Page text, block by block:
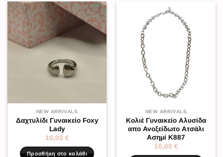
NEW ARRIVALS
Δαχτυλίδι Γυναικείο Foxy
Lady
10,00 €
Προσθήκη στο καλάθι
NEW ARRIVALS
Κολιέ Γυναικείο Αλυσίδα
απο Ανοξείδωτο Ατσάλι
Ασημί K887
10,00 €